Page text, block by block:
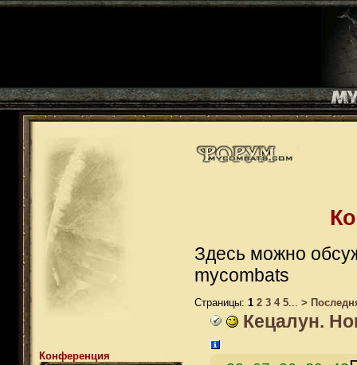
Конференция
Здесь можно
mycombats
Страницы: 1 2 3 4 5... >
Кецалун.